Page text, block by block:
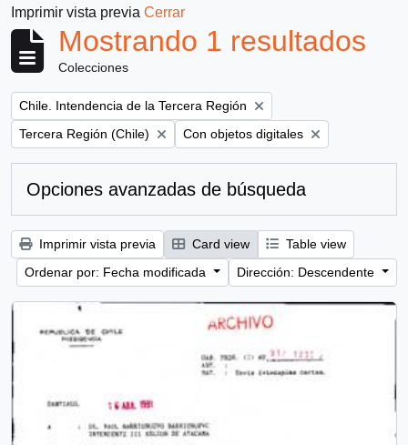
Imprimir vista previa Cerrar
Mostrando 1 resultados
Colecciones
Remove filter:
Chile. Intendencia de la Tercera Región
Remove filter:
Tercera Región (Chile) Remove filter:
Con objetos digitales
Opciones avanzadas de búsqueda
Imprimir vista previa Card view
Table view
Ordenar por: Fecha modificada
Dirección: Descendente